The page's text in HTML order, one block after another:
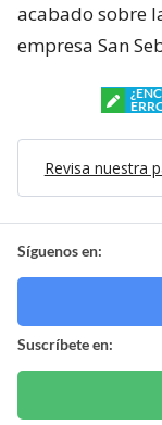
acabado sobre
empresa San
Revisa nuestra
Síguenos en:
Suscríbete en: